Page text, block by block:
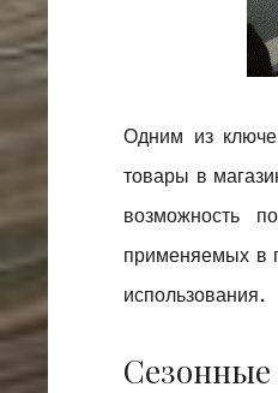
Одним из
товары в
возможность
применяемых в
использования.